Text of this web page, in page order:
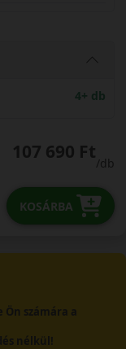
4+ db
107 690 Ft
/db
KOSÁRBA
Ön számára a
nélkül!